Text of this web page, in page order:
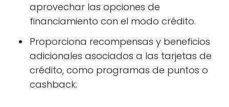
aprovechar las opciones de
financiamiento con el modo crédito.
Proporciona recompensas y beneficios
adicionales asociados a las tarjetas de
crédito, como programas de puntos o
cashback.